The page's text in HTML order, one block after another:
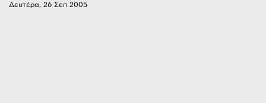
Δευτέρα, 26 Σεπ 2005